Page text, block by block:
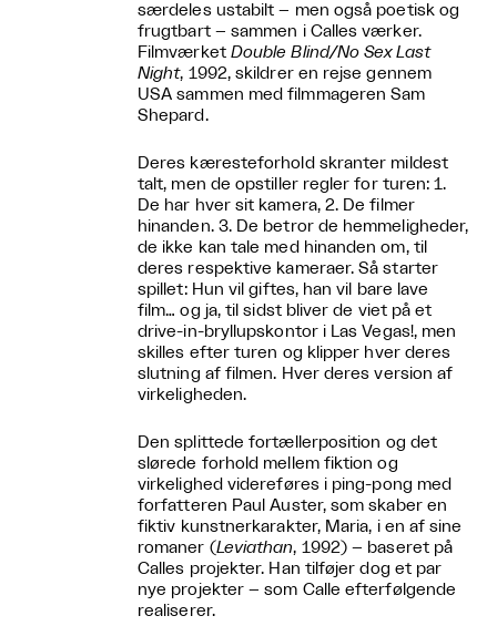
særdeles ustabilt – men også poetisk og
frugtbart – sammen i Calles værker.
Filmværket Double Blind/No Sex Last
Night, 1992, skildrer en rejse gennem
USA sammen med filmmageren Sam
Shepard.
Deres kæresteforhold skranter mildest
talt, men de opstiller regler for turen: 1.
De har hver sit kamera, 2. De filmer
hinanden. 3. De betror de hemmeligheder,
de ikke kan tale med hinanden om, til
deres respektive kameraer. Så starter
spillet: Hun vil giftes, han vil bare lave
film… og ja, til sidst bliver de viet på et
drive-in-bryllupskontor i Las Vegas!, men
skilles efter turen og klipper hver deres
slutning af filmen. Hver deres version af
virkeligheden.
Den splittede fortællerposition og det
slørede forhold mellem fiktion og
virkelighed videreføres i ping-pong med
forfatteren Paul Auster, som skaber en
fiktiv kunstnerkarakter, Maria, i en af sine
romaner (Leviathan, 1992) – baseret på
Calles projekter. Han tilføjer dog et par
nye projekter – som Calle efterfølgende
realiserer.